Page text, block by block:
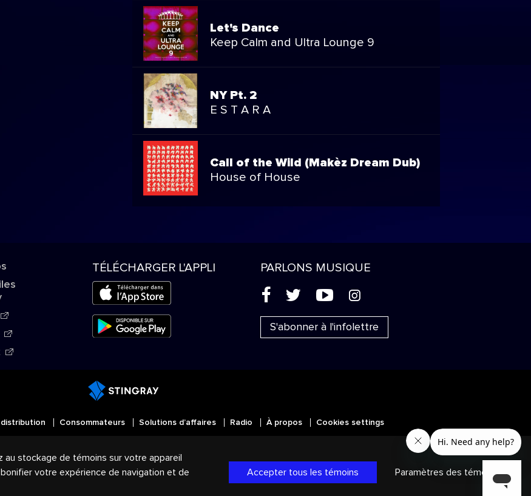
Let's Dance
Keep Calm and Ultra Lounge 9
NY Pt. 2
E S T A R A
Call of the Wild (Makèz Dream Dub)
House of House
TÉLÉCHARGER L'APPLI PARLONS MUSIQUE
( ' + &
S'abonner à l'infolettre
Consommateurs Solutions d’affaires Radio À propos Cookies settings
et les autres marques et
du Groupe Stingray au Canada, aux États-Unis et dans les autres territoires.
de confidentialité|Modalités et Conditions
au stockage de témoins sur votre appareil
votre expérience de navigation et de
Accepter tous les témoins Paramètres des témoins